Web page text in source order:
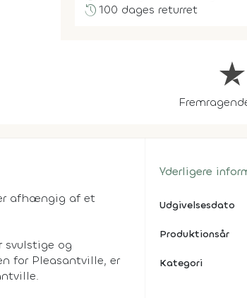
history100 dages returret
er afhængig af et
svulstige og
for Pleasantville, er
Yderligere
Udgivelsesdato
Produktionsår
Kategori